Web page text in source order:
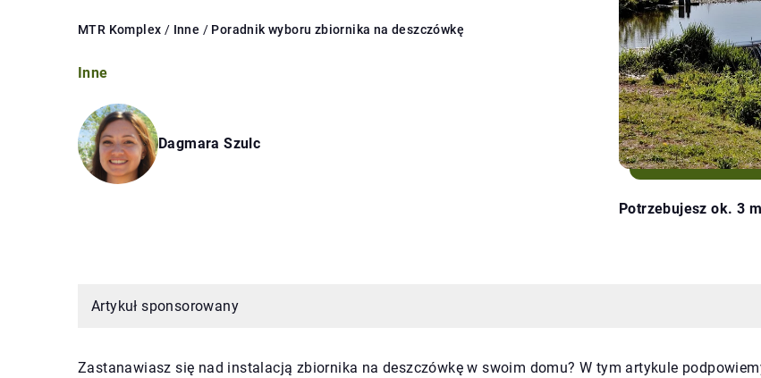
MTR Komplex / Inne / Poradnik wyboru zbiornika na deszczówkę
Inne
Dagmara Szulc
Potrzebujesz ok. 3
Artykuł sponsorowany
Zastanawiasz się nad instalacją zbiornika na deszczówkę w swoim domu? W tym artykule